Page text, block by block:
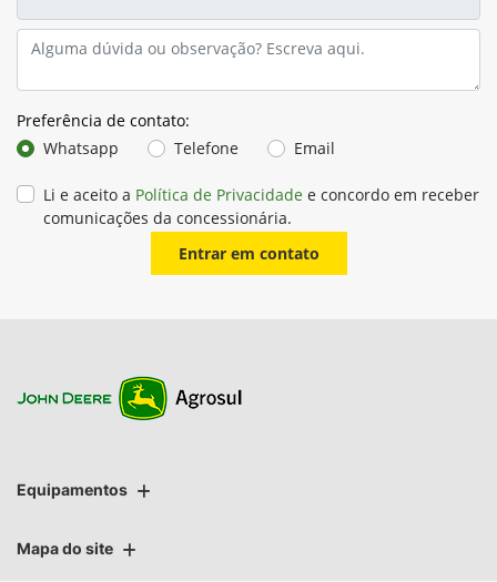
Preferência de contato:
Whatsapp
Telefone Email
Li e aceito a Política de Privacidade e concordo em receber
comunicações da concessionária.
Entrar em contato
Equipamentos
Mapa do site